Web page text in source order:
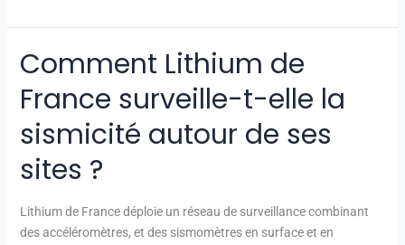
Comment Lithium de
France surveille-t-elle la
sismicité autour de ses
sites ?
Lithium de France déploie un réseau de surveillance combinant
des accéléromètres, et des sismomètres en surface et en
Comment
Lithium
de
surveille-
elle